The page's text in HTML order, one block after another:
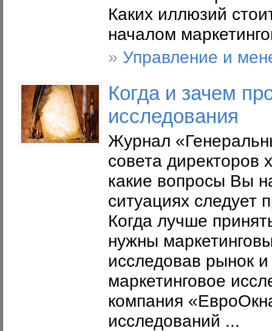
Каких иллюзий
началом
» Управление и
Когда и зачем
исследования
Журнал
совета директоров
какие вопросы Вы
ситуациях следует
Когда лучше
нужны
исследовав рынок
маркетинговое
компания
исследований ...